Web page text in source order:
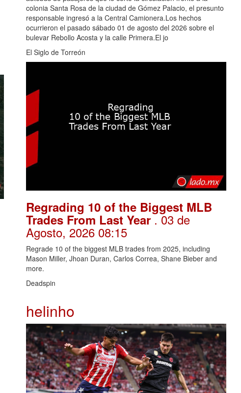
colonia Santa Rosa de la ciudad de Gómez Palacio, el presunto
responsable ingresó a la Central Camionera.Los hechos
ocurrieron el pasado sábado 01 de agosto del 2026 sobre el
bulevar Rebollo Acosta y la calle Primera.El jo
El Siglo de Torreón
Regrading 10 of the Biggest MLB
Trades From Last Year. 03 de
Agosto, 2026 08:15
Regrade 10 of the biggest MLB trades from 2025, including
Mason Miller, Jhoan Duran, Carlos Correa, Shane Bieber and
more.
Deadspin
helinho